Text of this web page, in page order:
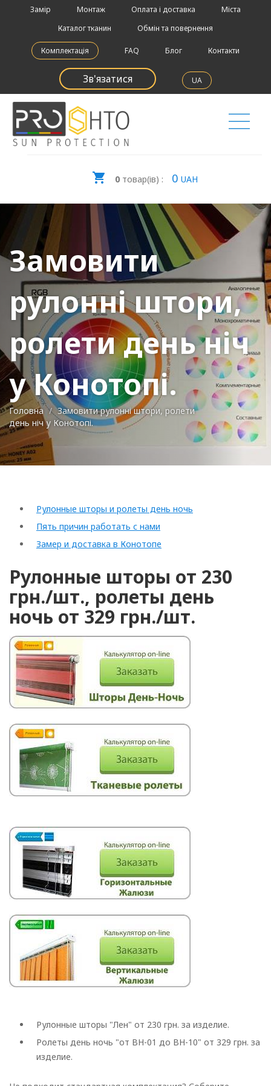
Замір Монтаж Оплата і доставка
Міста
Каталог тканин
Обмін та повернення
Комплектація FAQ Блог Контакти
Зв'язатися UA
Рулонні
Горизонтальні жалюзі
Римські
0товар(ів) : 0 UAH
Замовити
рулонні штори,
ролети день ніч
у Конотопі.
Головна
Замовити рулонні штори, ролети
день ніч у Конотопі.
Рулонные шторы и ролеты день ночь
Пять причин работать с нами
Замер и доставка в Конотопе
Рулонные шторы от 230
грн./шт., ролеты день
ночь от 329 грн./шт.
Рулонные шторы "Лен" от 230 грн. за изделие.
Ролеты день ночь "от BH-01 до BH-10" от 329 грн. за
изделие.